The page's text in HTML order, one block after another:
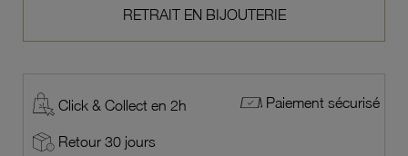
RETRAIT EN BIJOUTERIE
Click & Collect en 2h Paiement sécurisé
Retour 30 jours